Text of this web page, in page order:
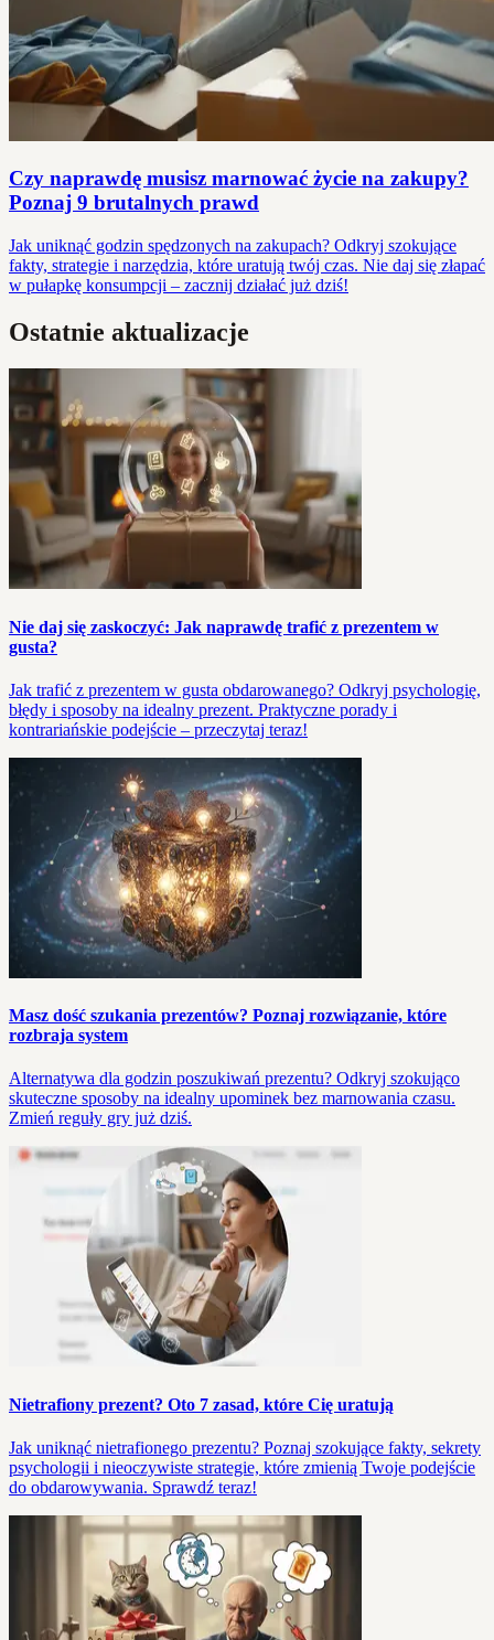
Czy naprawdę musisz marnować życie na zakupy?
Poznaj 9 brutalnych prawd
Jak uniknąć godzin spędzonych na zakupach? Odkryj szokujące
fakty, strategie i narzędzia, które uratują twój czas. Nie daj się złapać
w pułapkę konsumpcji – zacznij działać już dziś!
Ostatnie aktualizacje
Nie daj się zaskoczyć: Jak naprawdę trafić z prezentem w
gusta?
Jak trafić z prezentem w gusta obdarowanego? Odkryj psychologię,
błędy i sposoby na idealny prezent. Praktyczne porady i
kontrariańskie podejście – przeczytaj teraz!
Masz dość szukania prezentów? Poznaj rozwiązanie, które
rozbraja system
Alternatywa dla godzin poszukiwań prezentu? Odkryj szokująco
skuteczne sposoby na idealny upominek bez marnowania czasu.
Zmień reguły gry już dziś.
Nietrafiony prezent? Oto 7 zasad, które Cię uratują
Jak uniknąć nietrafionego prezentu? Poznaj szokujące fakty, sekrety
psychologii i nieoczywiste strategie, które zmienią Twoje podejście
do obdarowywania. Sprawdź teraz!